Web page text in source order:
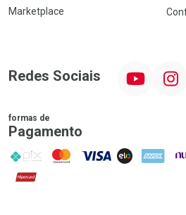
Marketplace
Redes Sociais
formas de
Pagamento
PIX MasterCard
VISA ELO AMEX
Hipercard